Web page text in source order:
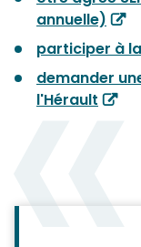
annuelle)
participer à
demander
l'Hérault